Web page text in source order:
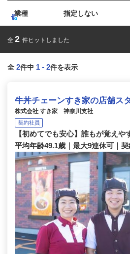
業種 指定しない
全 2 件ヒットしました
全 2件中 1 - 2件を表示
牛丼チェーンすき家の店舗ス
株式会社 すき家 神奈川支社
契約社員
【初めてでも安心】誰もが覚えや
平均年齢49.1歳｜最大9連休可｜契